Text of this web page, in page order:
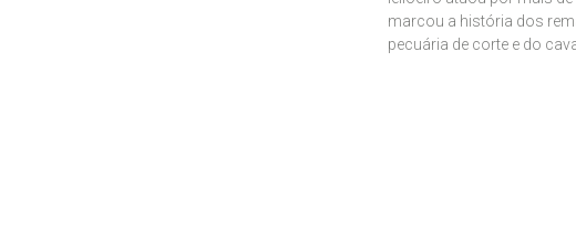
marcou a história dos
pecuária de corte e do